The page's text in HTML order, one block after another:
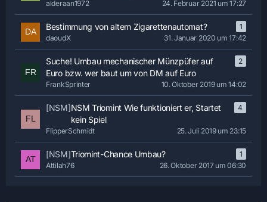
alderaan1972 24. Februar 2021 um 17:27
Bestimmung von altem Zigarettenautomat?
1
daoudX
31. Januar 2020 um 17:42
Suche! Umbau mechanischer Münzpüfer auf
Euro bzw. wer baut um von DM auf Euro
2
FrankSprinter 10. Oktober 2019 um 14:02
[NSM]NSM Triomint Wie funktioniert er, Startet
kein Spiel
4
FlipperSchmidt 25. Juli 2019 um 23:15
[NSM]Triomint-Chance Umbau?
1
Attilah76
26. Oktober 2017 um 06:30